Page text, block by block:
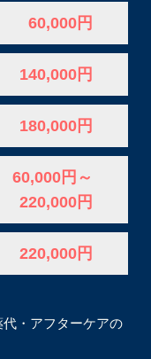
60,000円
140,000円
180,000円
60,000円～
220,000円
220,000円
・アフターケアの